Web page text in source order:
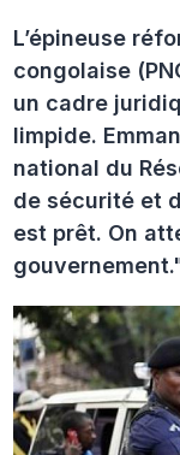
L’épineuse
congolaise
un cadre
limpide.
national du
de sécurité et
est prêt. On